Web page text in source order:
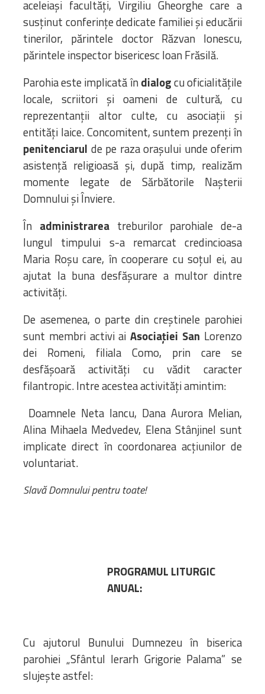
aceleiași facultăți, Virgiliu Gheorghe care a
susținut conferințe dedicate familiei și educării
tinerilor, părintele doctor Răzvan Ionescu,
părintele inspector bisericesc Ioan Frăsilă.
Parohia este implicată îndialogcu oficialitățile
locale, scriitori și oameni de cultură, cu
reprezentanții altor culte, cu asociații și
entități laice. Concomitent, suntem prezenți în
penitenciarul de pe raza orașului unde oferim
asistență religioasă și, după timp, realizăm
momente legate de Sărbătorile Nașterii
Domnului și Înviere.
În administrarea treburilor parohiale de-a
lungul timpului s-a remarcat credincioasa
Maria Roșu care, în cooperare cu soțul ei, au
ajutat la buna desfășurare a multor dintre
activități.
De asemenea, o parte din creștinele parohiei
sunt membri activi aiAsociației San Lorenzo
dei Romeni, filiala Como, prin care se
desfășoară activități cu vădit caracter
filantropic. Intre acestea activități amintim:
Doamnele Neta Iancu, Dana Aurora Melian,
Alina Mihaela Medvedev, Elena Stânjinel sunt
implicate direct în coordonarea acțiunilor de
voluntariat.
Slavă Domnului pentru toate!
PROGRAMUL LITURGIC
ANUAL:
Cu ajutorul Bunului Dumnezeu în biserica
parohiei „Sfântul Ierarh Grigorie Palama” se
slujește astfel: